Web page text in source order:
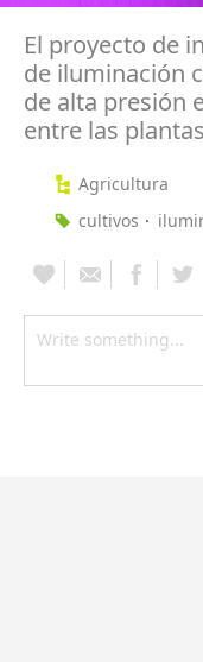
El proyecto de
de iluminación
de alta presión
entre las
Agricultura
cultivos